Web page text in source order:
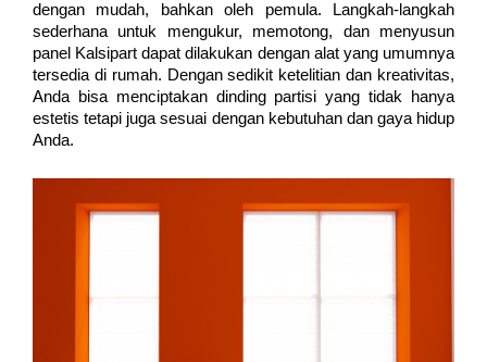
dengan mudah, bahkan oleh pemula. Langkah-langkah
sederhana untuk mengukur, memotong, dan menyusun
panel Kalsipart dapat dilakukan dengan alat yang umumnya
tersedia di rumah. Dengan sedikit ketelitian dan kreativitas,
Anda bisa menciptakan dinding partisi yang tidak hanya
estetis tetapi juga sesuai dengan kebutuhan dan gaya hidup
Anda.